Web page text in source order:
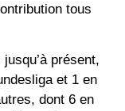
tous
présent,
et 1 en
dont 6 en